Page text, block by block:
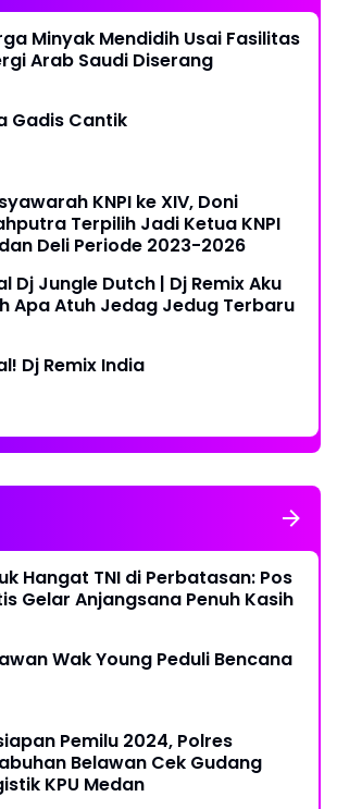
Minyak Mendidih Usai Fasilitas
Arab Saudi Diserang
Gadis Cantik
KNPI ke XIV, Doni
Terpilih Jadi Ketua KNPI
Deli Periode 2023-2026
Dj Jungle Dutch | Dj Remix Aku
Apa Atuh Jedag Jedug Terbaru
Dj Remix India
Hangat TNI di Perbatasan: Pos
Gelar Anjangsana Penuh Kasih
Wak Young Peduli Bencana
Pemilu 2024, Polres
Belawan Cek Gudang
KPU Medan